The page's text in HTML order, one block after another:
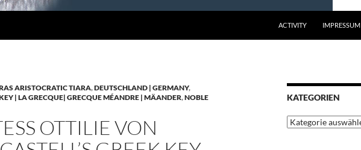
ACTIVITY IMPRESSUM
ARISTOCRATIC TIARA,DEUTSCHLAND | GERMANY,
| LA GRECQUE| GRECQUE MÉANDRE | MÄANDER,NOBLE
OTTILIE VON
KATEGORIEN
Kategorien